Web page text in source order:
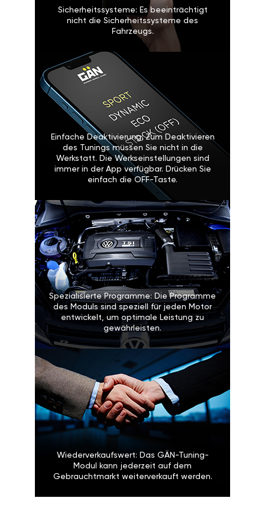
Sicherheitssysteme: Es beeinträchtigt
nicht die Sicherheitssysteme des
Fahrzeugs.
Einfache Deaktivierung: Zum Deaktivieren
des Tunings müssen Sie nicht in die
Werkstatt. Die Werkseinstellungen sind
immer in der App verfügbar. Drücken Sie
einfach die OFF-Taste.
Spezialisierte Programme: Die Programme
des Moduls sind speziell für jeden Motor
entwickelt, um optimale Leistung zu
gewährleisten.
Wiederverkaufswert: Das GÄN-Tuning-
Modul kann jederzeit auf dem
Gebrauchtmarkt weiterverkauft werden.